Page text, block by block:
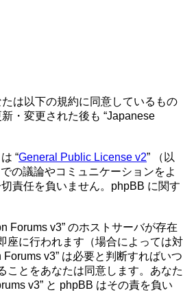
たは以下の規約に同意しているもの
・変更された後も “Japanese
“General Public License v2” （以
の議論やコミュニケーションをよ
責任を負いません。phpBB に関す
Forums v3” のホストサーバが存在
座に行われます（場合によっては対
v3” は必要と判断すればいつ
ことをあなたは同意します。あなた
v3” と phpBB はその責を負い